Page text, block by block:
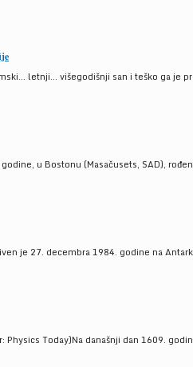
letnji... višegodišnji san i teško ga
u Bostonu (Masačusets, SAD),
je 27. decembra 1984. godine na
Today)Na današnji dan 1609.